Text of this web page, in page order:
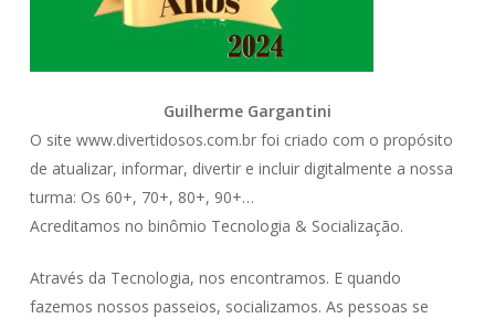
Guilherme Gargantini
O site www.divertidosos.com.br foi criado com o propósito
de atualizar, informar, divertir e incluir digitalmente a nossa
turma: Os 60+, 70+, 80+, 90+…
Acreditamos no binômio Tecnologia & Socialização.
Através da Tecnologia, nos encontramos. E quando
fazemos nossos passeios, socializamos. As pessoas se